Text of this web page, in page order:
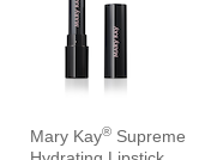
Mary Kay® Supreme